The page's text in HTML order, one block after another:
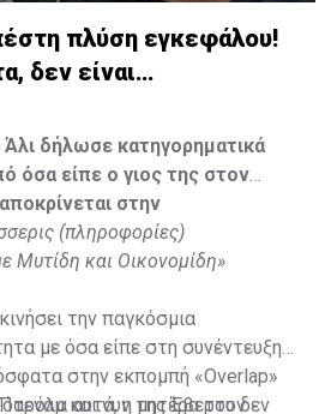
πλύση εγκεφάλου!
δεν είναι
δήλωσε κατηγορηματικά
όσα είπε ο γιος της στον
στην
(πληροφορίες)
Μυτίδη και Οικονομίδη»
την παγκόσμια
με όσα είπε στη συνέντευξη
στην εκπομπή «Overlap»
αυτά, η μητέρα του δεν
και νυν της Έβερτον